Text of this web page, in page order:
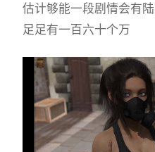
估计够能一段剧情会有
足足有一百六十个万